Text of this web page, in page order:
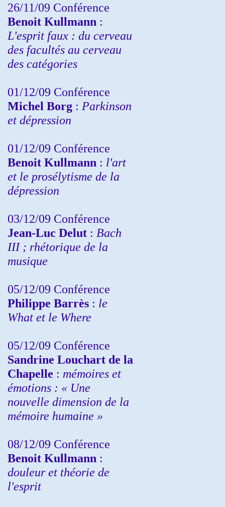
26/11/09 Conférence
Benoit Kullmann :
L'esprit faux : du cerveau
des facultés au cerveau
des catégories
01/12/09 Conférence
Michel Borg : Parkinson
et dépression
01/12/09 Conférence
Benoit Kullmann : l'art
et le prosélytisme de la
dépression
03/12/09 Conférence
Jean-Luc Delut : Bach
III ; rhétorique de la
musique
05/12/09 Conférence
Philippe Barrès : le
What et le Where
05/12/09 Conférence
Sandrine Louchart de la
Chapelle : mémoires et
émotions : « Une
nouvelle dimension de la
mémoire humaine »
08/12/09 Conférence
Benoit Kullmann :
douleur et théorie de
l'esprit